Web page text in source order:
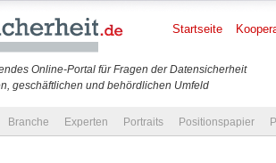
Online-Portal für Fragen der Datensicherheit
geschäftlichen und behördlichen Umfeld
Startseite
Branche Experten Portraits Positionspapier